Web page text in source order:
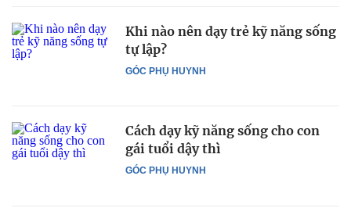
GÓC PHỤ HUYNH
Khi nào nên dạy trẻ kỹ năng sống
tự lập?
GÓC PHỤ HUYNH
Cách dạy kỹ năng sống cho con
gái tuổi dậy thì